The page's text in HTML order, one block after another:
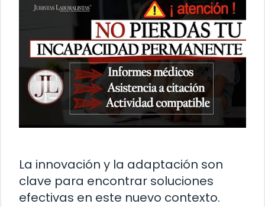
La innovación y la adaptación son
clave para encontrar soluciones
efectivas en este nuevo contexto.